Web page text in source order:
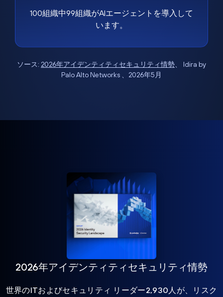
100組織中99組織がAIエージェントを導入して
います。
ソース: 2026年アイデンティティセキュリティ情勢、 Idira by
Palo Alto Networks 、2026年5月
2026年アイデンティティセキュリティ情勢
世界のITおよびセキュリティ リーダー2,930人が、リスク